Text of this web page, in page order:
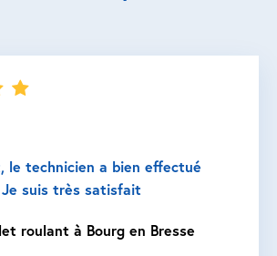
le technicien a bien effectué
Je suis très satisfait
roulant à Bourg en Bresse